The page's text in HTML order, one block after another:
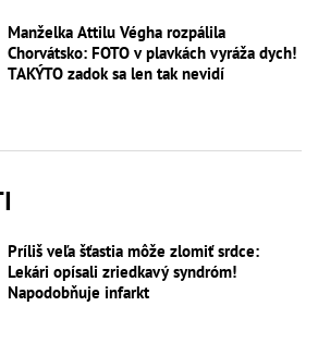
Manželka Attilu Végha rozpálila
Chorvátsko: FOTO v plavkách vyráža dych!
TAKÝTO zadok sa len tak nevidí
Príliš veľa šťastia môže zlomiť srdce:
Lekári opísali zriedkavý syndróm!
Napodobňuje infarkt